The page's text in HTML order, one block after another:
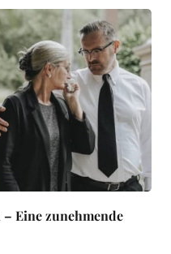
Eine zunehmende